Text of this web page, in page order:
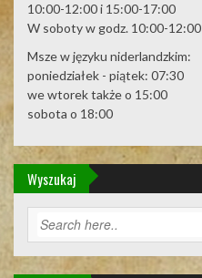
10:00-12:00 i 15:00-17:00
W soboty w godz. 10:00-12:00
Msze w języku niderlandzkim:
poniedziałek - piątek: 07:30
we wtorek także o 15:00
sobota o 18:00
Wyszukaj